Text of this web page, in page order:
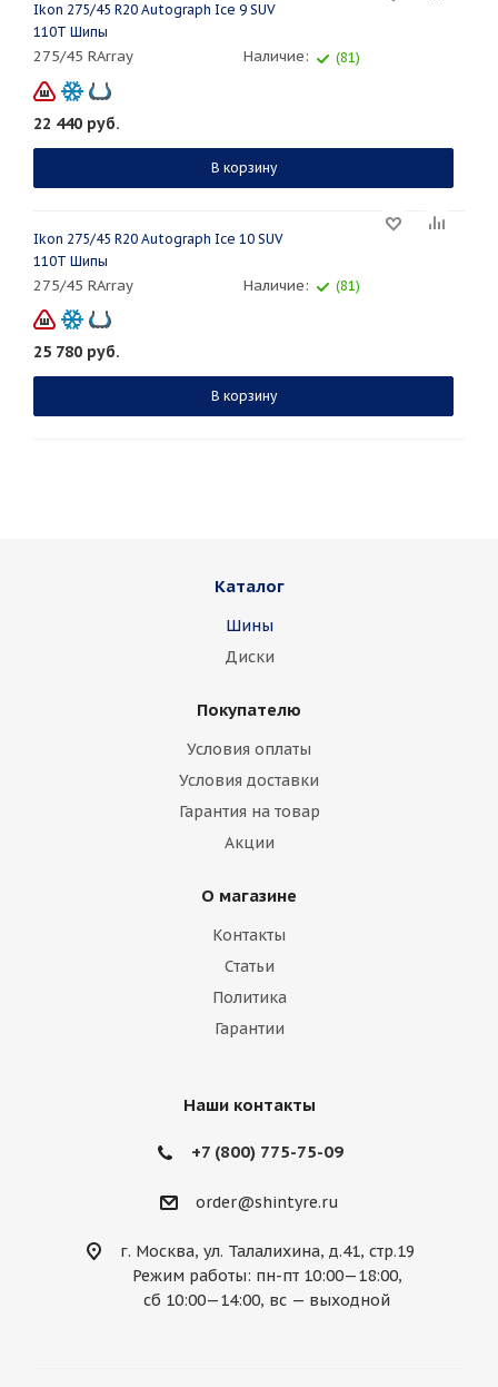
Ikon 275/45 R20 Autograph Ice 9 SUV
110T Шипы
275/45 RArray Наличие: (81)
22 440 руб.
В корзину
Ikon 275/45 R20 Autograph Ice 10 SUV
110T Шипы
275/45 RArray Наличие: (81)
25 780 руб.
В корзину
Каталог
Шины
Диски
Покупателю
Условия оплаты
Условия доставки
Гарантия на товар
Акции
О магазине
Контакты
Статьи
Политика
Гарантии
Наши контакты
+7 (800) 775-75-09
order@shintyre.ru
г. Москва, ул. Талалихина, д.41, стр.19
Режим работы: пн-пт 10:00—18:00,
сб 10:00—14:00, вс — выходной